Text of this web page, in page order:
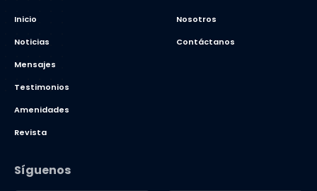
Inicio
Noticias
Mensajes
Testimonios
Amenidades
Revista
Nosotros
Contáctanos
Síguenos